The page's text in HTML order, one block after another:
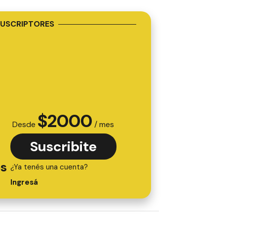
Desde $2000 / mes
Suscribite
¿Ya tenés una cuenta?
Ingresá